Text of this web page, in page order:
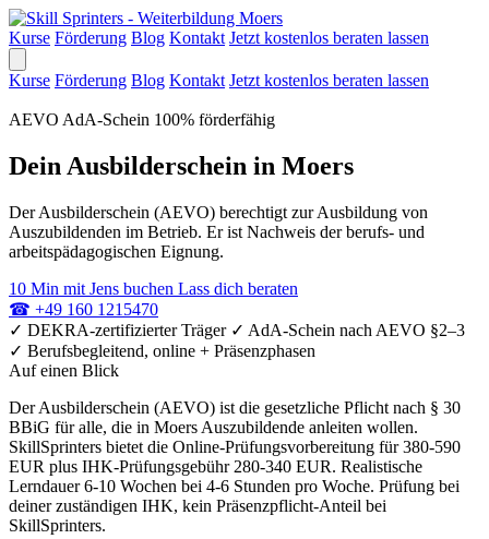
Kurse Förderung Blog Kontakt Jetzt kostenlos beraten lassen
Kurse Förderung Blog Kontakt Jetzt kostenlos beraten lassen
AEVO AdA-Schein 100% förderfähig
Dein Ausbilderschein in Moers
Der Ausbilderschein (AEVO) berechtigt zur Ausbildung von
Auszubildenden im Betrieb. Er ist Nachweis der berufs- und
arbeitspädagogischen Eignung.
10 Min mit Jens buchen Lass dich beraten
☎ +49 160 1215470
✓ DEKRA-zertifizierter Träger ✓ AdA-Schein nach AEVO §2–3
✓ Berufsbegleitend, online + Präsenzphasen
Auf einen Blick
Der Ausbilderschein (AEVO) ist die gesetzliche Pflicht nach § 30
BBiG für alle, die in Moers Auszubildende anleiten wollen.
SkillSprinters bietet die Online-Prüfungsvorbereitung für 380-590
EUR plus IHK-Prüfungsgebühr 280-340 EUR. Realistische
Lerndauer 6-10 Wochen bei 4-6 Stunden pro Woche. Prüfung bei
deiner zuständigen IHK, kein Präsenzpflicht-Anteil bei
SkillSprinters.